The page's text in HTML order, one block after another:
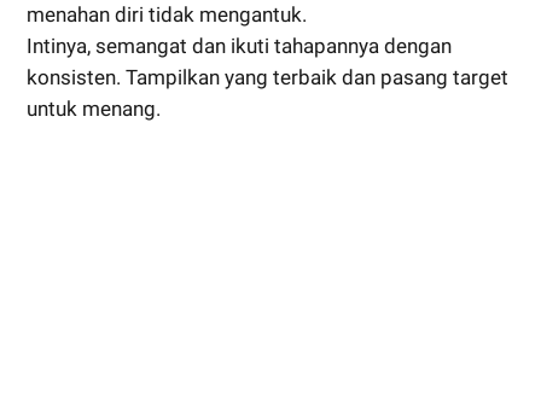
menahan diri tidak mengantuk.
Intinya, semangat dan ikuti tahapannya dengan
konsisten. Tampilkan yang terbaik dan pasang target
untuk menang.